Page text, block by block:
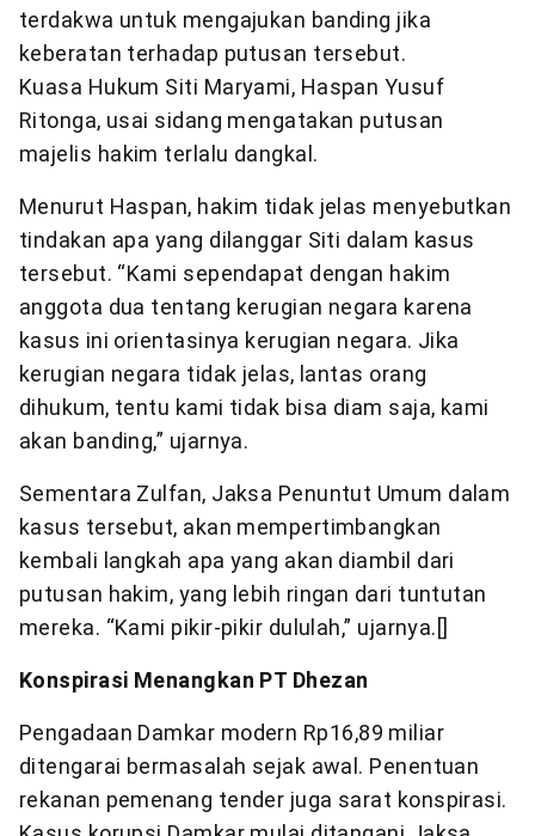
terdakwa untuk mengajukan banding jika
keberatan terhadap putusan tersebut.
Kuasa Hukum Siti Maryami, Haspan Yusuf
Ritonga, usai sidang mengatakan putusan
majelis hakim terlalu dangkal.
Menurut Haspan, hakim tidak jelas menyebutkan
tindakan apa yang dilanggar Siti dalam kasus
tersebut. “Kami sependapat dengan hakim
anggota dua tentang kerugian negara karena
kasus ini orientasinya kerugian negara. Jika
kerugian negara tidak jelas, lantas orang
dihukum, tentu kami tidak bisa diam saja, kami
akan banding,” ujarnya.
Sementara Zulfan, Jaksa Penuntut Umum dalam
kasus tersebut, akan mempertimbangkan
kembali langkah apa yang akan diambil dari
putusan hakim, yang lebih ringan dari tuntutan
mereka. “Kami pikir-pikir dululah,” ujarnya.[]
Konspirasi Menangkan PT Dhezan
Pengadaan Damkar modern Rp16,89 miliar
ditengarai bermasalah sejak awal. Penentuan
rekanan pemenang tender juga sarat konspirasi.